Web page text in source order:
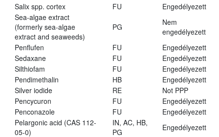
Salix spp. cortex
FU
Engedélyezett
Sea-algae extract
(formerly sea-algae
extract and seaweeds)
PG
Nem
engedélyezett
Penflufen
FU
Engedélyezett
Sedaxane
FU
Engedélyezett
Silthiofam
FU
Engedélyezett
Pendimethalin
HB
Engedélyezett
Silver iodide
RE
Not PPP
Pencycuron
FU
Engedélyezett
Penconazole
FU
Engedélyezett
Pelargonic acid (CAS 112-
05-0)
IN, AC, HB,
PG
Engedélyezett